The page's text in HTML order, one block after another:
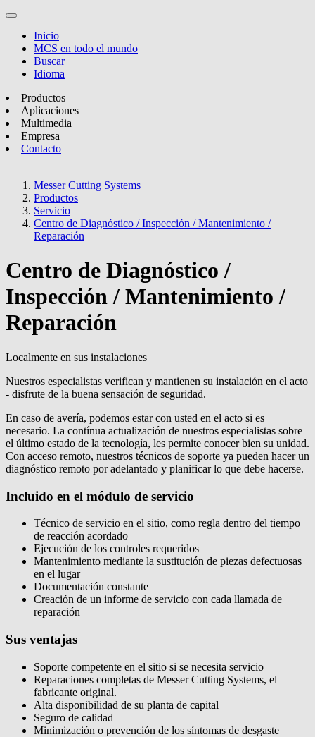
Inicio
MCS en todo el mundo
Buscar
Idioma
Productos
Aplicaciones
Multimedia
Empresa
Contacto
Messer Cutting Systems
Productos
Servicio
Centro de Diagnóstico / Inspección / Mantenimiento /
Reparación
Centro de Diagnóstico /
Inspección / Mantenimiento /
Reparación
Localmente en sus instalaciones
Nuestros especialistas verifican y mantienen su instalación en el acto
- disfrute de la buena sensación de seguridad.
En caso de avería, podemos estar con usted en el acto si es
necesario. La contínua actualización de nuestros especialistas sobre
el último estado de la tecnología, les permite conocer bien su unidad.
Con acceso remoto, nuestros técnicos de soporte ya pueden hacer un
diagnóstico remoto por adelantado y planificar lo que debe hacerse.
Incluido en el módulo de servicio
Técnico de servicio en el sitio, como regla dentro del tiempo
de reacción acordado
Ejecución de los controles requeridos
Mantenimiento mediante la sustitución de piezas defectuosas
en el lugar
Documentación constante
Creación de un informe de servicio con cada llamada de
reparación
Sus ventajas
Soporte competente en el sitio si se necesita servicio
Reparaciones completas de Messer Cutting Systems, el
fabricante original.
Alta disponibilidad de su planta de capital
Seguro de calidad
Minimización o prevención de los síntomas de desgaste